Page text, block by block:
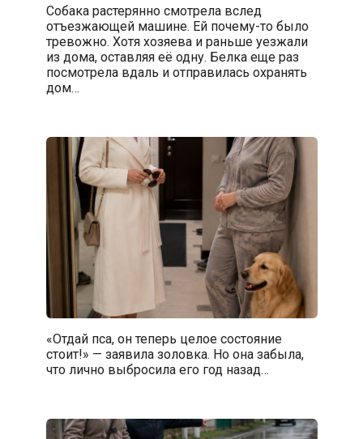
Собака растерянно смотрела вслед
отъезжающей машине. Ей почему-то было
тревожно. Хотя хозяева и раньше уезжали
из дома, оставляя её одну. Белка еще раз
посмотрела вдаль и отправилась охранять
дом…
«Отдай пса, он теперь целое состояние
стоит!» — заявила золовка. Но она забыла,
что лично выбросила его год назад…